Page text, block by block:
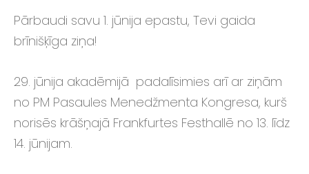
Pārbaudi savu 1. jūnija epastu, Tevi gaida
brīnišķīga ziņa!
29. jūnija akadēmijā padalīsimies arī ar ziņām
no PM Pasaules Menedžmenta Kongresa, kurš
norisēs krāšņajā Frankfurtes Festhallē no 13. līdz
14. jūnijam.